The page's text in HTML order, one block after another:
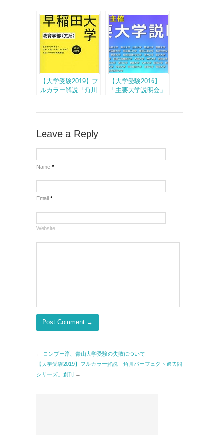
【大学受験2019】フ
ルカラー解説「角川
【大学受験2016】
「主要大学説明会」
Leave a Reply
Name *
Email *
Website
← ロンブー淳、青山大学受験の失敗について
【大学受験2019】フルカラー解説「角川パーフェクト過去問
シリーズ」創刊 →